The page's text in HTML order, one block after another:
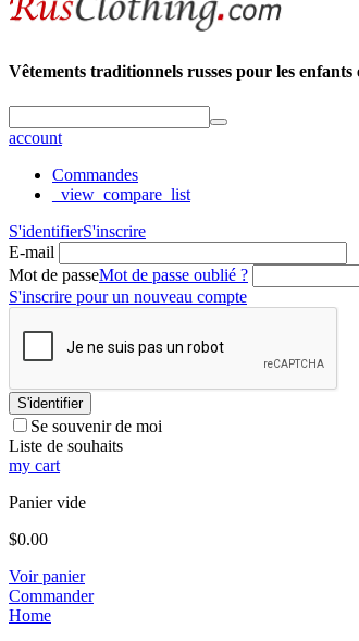
Vêtements traditionnels russes pour les enfants
account
Commandes
_view_compare_list
S'identifierS'inscrire
E-mail
Mot de passeMot de passe oublié ?
S'inscrire pour un nouveau compte
S'identifier
Se souvenir de moi
Liste de souhaits
my cart
Panier vide
$0.00
Voir panier
Commander
Home